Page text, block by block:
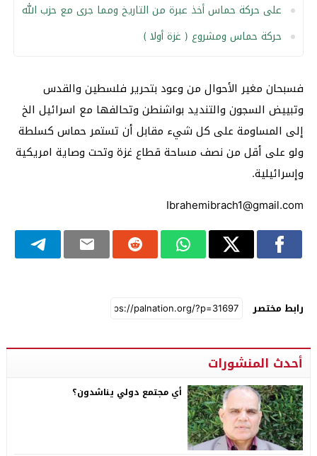
على حركة حماس أخذ عبرة من التاريخ ومما جرى مع حزب الله
حركة حماس ومشروع ( غزة أولا )
فسبحان مغير الأحوال من وعود بتحرير فلسطين والقدس
وتبييض السجون والتنديد بواشنطن وتحالفها مع اسرائيل الخ
إلى المساومة على كل شيء مقابل أن تستمر حماس كسلطة
ولو على أقل من نصف مساحة قطاع غزة وتحت وصاية امريكية
وإسرائيلية.
Ibrahemibrach1@gmail.com
رابط مختصر
أحدث المنشورات
أي مجتمع دولي يناشدون؟